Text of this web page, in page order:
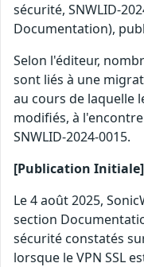
sécurité, SNWLID-
Documentation),
Selon l'éditeur,
sont liés à une
au cours de laquelle
modifiés, à
SNWLID-2024-0015.
[Publication Initiale]
Le 4 août 2025,
section
sécurité constatés
lorsque le VPN SSL